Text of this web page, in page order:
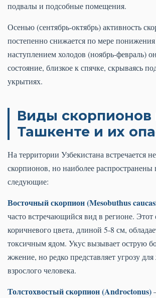
подвалы и подсобные помещения.
Осенью (сентябрь-октябрь) активность
постепенно снижается по мере
наступлением холодов (ноябрь-февраль)
состояние, близкое к спячке, скрываясь
укрытиях.
Виды скорпионов
Ташкенте и их
На территории Узбекистана встречается
скорпионов, но наиболее
следующие:
Восточный скорпион (Mesobuthus
часто встречающийся вид в регионе. Этот
коричневого цвета, длиной 5-8 см,
токсичным ядом. Укус вызывает острую
жжение, но редко представляет угрозу
взрослого человека.
Толстохвостый скорпион (Androctonus)